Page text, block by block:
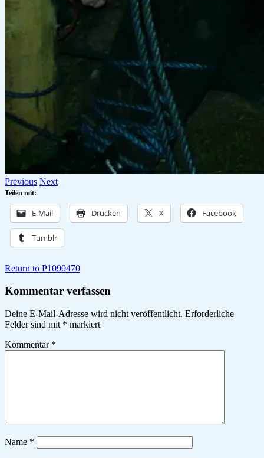
Previous Next
Teilen mit:
E-Mail Drucken X Facebook
Tumblr
Return to P1090470
Kommentar verfassen
Deine E-Mail-Adresse wird nicht veröffentlicht. Erforderliche
Felder sind mit * markiert
Kommentar *
Name *